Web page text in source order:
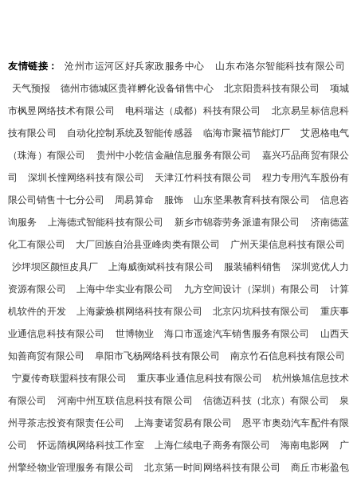
友情链接： 沧州市运河区好兵家政服务中心
山东布洛尔智能科技有限公司
天气预报
德州市德城区贵祥孵化设备销售中心 北京阳贵科技有限公司
项城
市枫昱网络技术有限公司
电科瑞达（成都）科技有限公司
北京易呈标信息科
技有限公司
自动化控制系统及智能传感器 临海市聚福节能灯厂
艾恩格电气
（珠海）有限公司
贵州中小乾信金融信息服务有限公司
嘉兴巧品商贸有限公
司
深圳长憧网络科技有限公司 天津江竹科技有限公司
程力专用汽车股份有
限公司销售十七分公司
周易算命 服饰 山东坚果教育科技有限公司
信息咨
询服务
上海德式智能科技有限公司 新乡市锦蓉劳务派遣有限公司
济南德蓝
化工有限公司
大厂回族自治县亚峰肉类有限公司
广州天渠信息科技有限公司
沙坪坝区颜恒皮具厂
上海威衡斌科技有限公司 服装辅料销售
深圳览优人力
资源有限公司
上海中华实业有限公司 九方空间设计（深圳）有限公司
计算
机软件的开发
上海蒙焕棋网络科技有限公司 北京闪坑科技有限公司
重庆事
业通信息科技有限公司
世博物业 海口市遥途汽车销售服务有限公司
山西天
知善商贸有限公司
阜阳市飞杨网络科技有限公司
南京竹石信息科技有限公司
宁夏传奇联盟科技有限公司
重庆事业通信息科技有限公司
杭州焕旭信息技术
有限公司
河南中州互联信息科技有限公司 信德迈科技（北京）有限公司
泉
州寻茶志投资有限责任公司
上海妻诺贸易有限公司
恩平市奥劲汽车配件有限
公司
怀远隋枫网络科技工作室 上海仁续电子商务有限公司 海南电影网
广
州擎经物业管理服务有限公司
北京第一时间网络科技有限公司 商丘市彬盈包